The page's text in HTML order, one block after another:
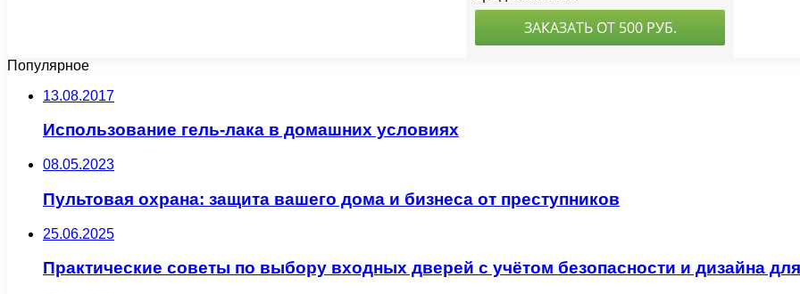
Популярное
13.08.2017
Использование гель-лака в домашних условиях
08.05.2023
Пультовая охрана: защита вашего дома и бизнеса от преступников
25.06.2025
Практические советы по выбору входных дверей с учётом безопасности и дизайна